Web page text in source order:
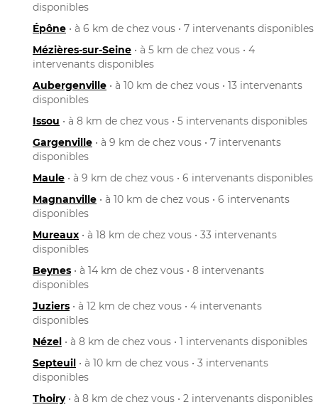
disponibles
Épône • à 6 km de chez vous • 7 intervenants disponibles
Mézières-sur-Seine • à 5 km de chez vous • 4
intervenants disponibles
Aubergenville • à 10 km de chez vous • 13 intervenants
disponibles
Issou • à 8 km de chez vous • 5 intervenants disponibles
Gargenville • à 9 km de chez vous • 7 intervenants
disponibles
Maule • à 9 km de chez vous • 6 intervenants disponibles
Magnanville • à 10 km de chez vous • 6 intervenants
disponibles
Mureaux • à 18 km de chez vous • 33 intervenants
disponibles
Beynes • à 14 km de chez vous • 8 intervenants
disponibles
Juziers • à 12 km de chez vous • 4 intervenants
disponibles
Nézel • à 8 km de chez vous • 1 intervenants disponibles
Septeuil • à 10 km de chez vous • 3 intervenants
disponibles
Thoiry• à 8 km de chez vous • 2 intervenants disponibles